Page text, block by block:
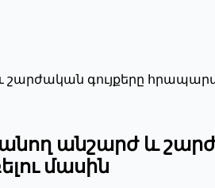
գույքերը
անշարժ և
մասին